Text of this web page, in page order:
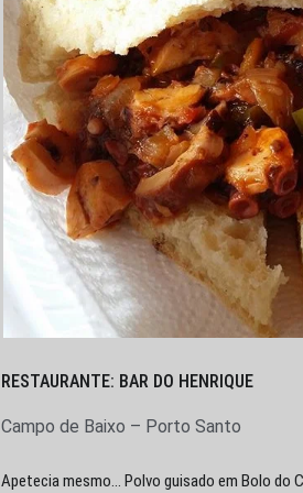
RESTAURANTE: BAR DO HENRIQUE
Campo de Baixo – Porto Santo
Apetecia mesmo… Polvo guisado emBolo do